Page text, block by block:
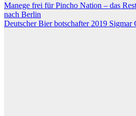
Beitragsnavigation
Manege frei für Pincho Nation – das
nach Berlin
Deutscher Bier botschafter 2019 Sigmar